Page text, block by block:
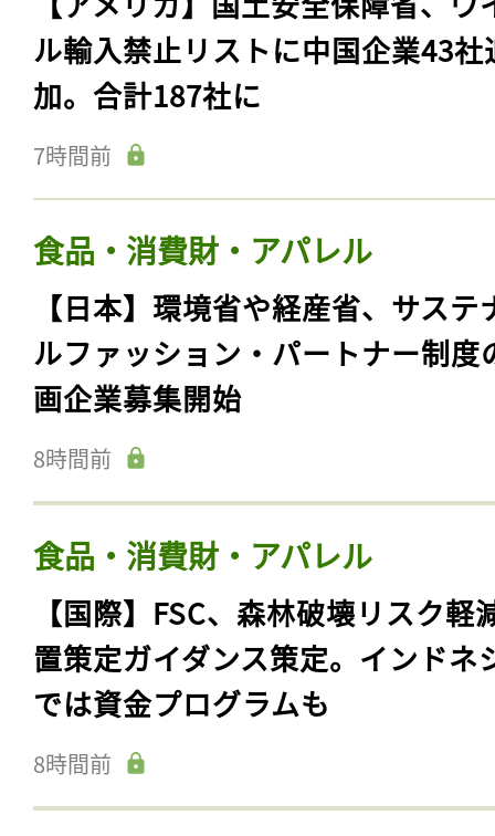
ル輸入禁止リストに中国企業43社
加。合計187社に
7時間前
食品・消費財・アパレル
【日本】環境省や経産省、サステ
ルファッション・パートナー制度
画企業募集開始
8時間前
食品・消費財・アパレル
【国際】FSC、森林破壊リスク軽
置策定ガイダンス策定。インドネ
では資金プログラムも
8時間前